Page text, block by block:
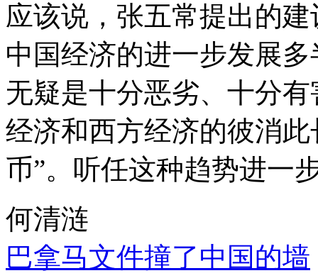
应该说，张五常提出的
中国经济的进一步发展
无疑是十分恶劣、十分
经济和西方经济的彼消
币”。听任这种趋势进一
何清涟
巴拿马文件撞了中国的墙